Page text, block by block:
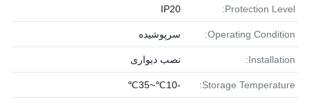
Protection Level:
IP20
Operating Condition: سرپوشیده
Installation: نصب دیواری
Storage Temperature:
-10℃~35℃